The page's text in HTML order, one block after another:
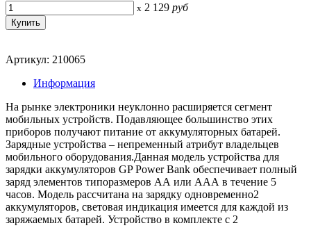
x 2 129 руб
Артикул: 210065
Информация
На рынке электроники неуклонно расширяется сегмент
мобильных устройств. Подавляющее большинство этих
приборов получают питание от аккумуляторных батарей.
Зарядные устройства – непременный атрибут владельцев
мобильного оборудования.Данная модель устройства для
зарядки аккумуляторов GP Power Bank обеспечивает полный
заряд элементов типоразмеров АА или ААА в течение 5
часов. Модель рассчитана на зарядку одновременно2
аккумуляторов, световая индикация имеется для каждой из
заряжаемых батарей. Устройство в комплекте с 2